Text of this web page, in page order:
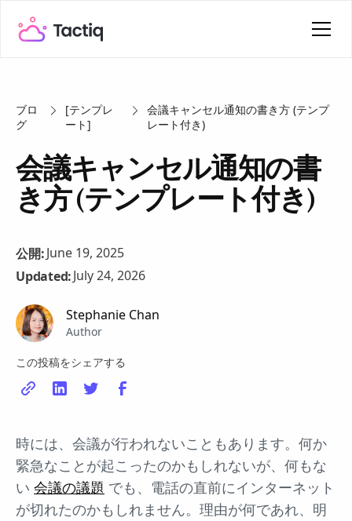
ブロ
グ
[テンプレ
ート]
会議キャンセル通知の書き方 (テンプ
レート付き)
会議キャンセル通知の書
き方 (テンプレート付き)
公開:June 19, 2025
Updated:July 24, 2026
Stephanie Chan
Author
この投稿をシェアする
時には、会議が行われないこともあります。何か
緊急なことが起こったのかもしれないが、何もな
い 会議の議題 でも、電話の直前にインターネット
が切れたのかもしれません。理由が何であれ、明